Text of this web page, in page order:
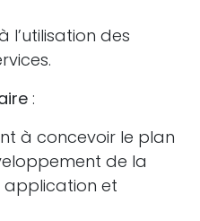
l’utilisation des
:
à concevoir le plan
de la
application et